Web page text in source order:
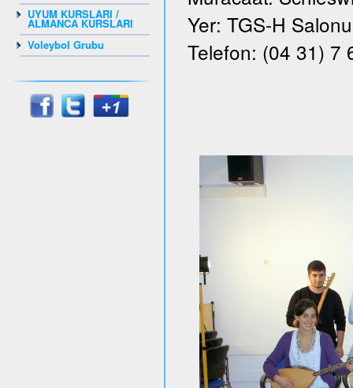
UYUM KURSLARI /
ALMANCA KURSLARI
Voleybol Grubu
Yer: TGS-H
Telefon: (04 31) 7